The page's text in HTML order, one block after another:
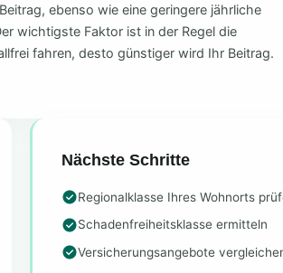
ebenso wie eine geringere jährliche
wichtigste Faktor ist in der Regel die
fahren, desto günstiger wird Ihr Beitrag.
Nächste Schritte
Regionalklasse Ihres Wohnorts
Schadenfreiheitsklasse ermitteln
Versicherungsangebote